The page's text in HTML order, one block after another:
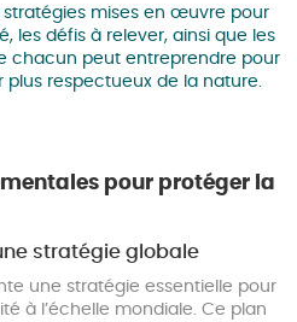
stratégies mises en œuvre pour
les défis à relever, ainsi que les
chacun peut entreprendre pour
respectueux de la nature.
pour protéger la
stratégie globale
une stratégie essentielle pour
à l’échelle mondiale. Ce plan